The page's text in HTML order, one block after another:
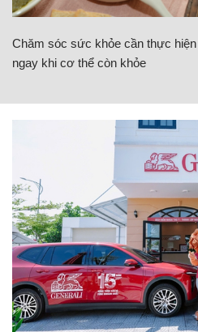
Chăm sóc sức khỏe cần thực hiện
ngay khi cơ thể còn khỏe